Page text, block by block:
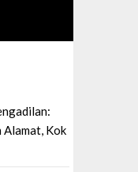
Alamat, Kok